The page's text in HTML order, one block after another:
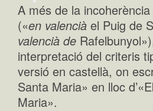
A més de la
(«en valencià el Puig de
valencià de
interpretació del criteris
versió en castellà, on
Santa Maria» en lloc
Maria».